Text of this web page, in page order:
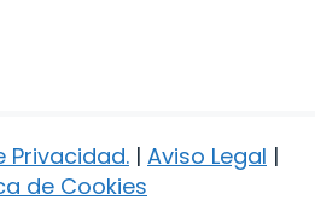
Privacidad. | Aviso Legal |
de Cookies